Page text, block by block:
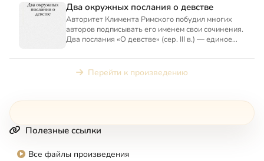
Два окружных послания о девстве
Авторитет Климента Римского побудил многих
авторов подписывать его именем свои сочинения.
Два послания «О девстве» (сер. III в.) — единое
Перейти к произведению
Полезные ссылки
Все файлы произведения